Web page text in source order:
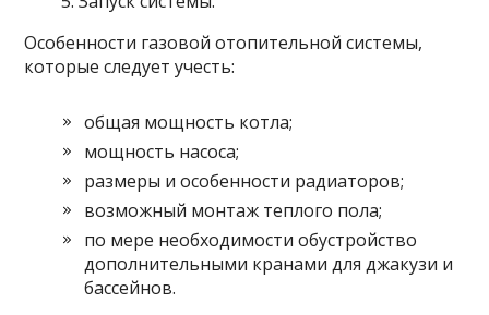
Особенности газовой отопительной системы,
которые следует учесть:
общая мощность котла;
мощность насоса;
размеры и особенности радиаторов;
возможный монтаж теплого пола;
по мере необходимости обустройство
дополнительными кранами для джакузи и
бассейнов.